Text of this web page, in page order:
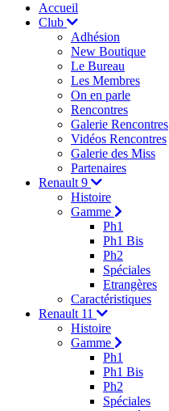
Accueil
Club
Adhésion
New Boutique
Le Bureau
Les Membres
On en parle
Rencontres
Galerie Rencontres
Vidéos Rencontres
Galerie des Miss
Partenaires
Renault 9
Histoire
Gamme
Ph1
Ph1 Bis
Ph2
Spéciales
Etrangères
Caractéristiques
Renault 11
Histoire
Gamme
Ph1
Ph1 Bis
Ph2
Spéciales